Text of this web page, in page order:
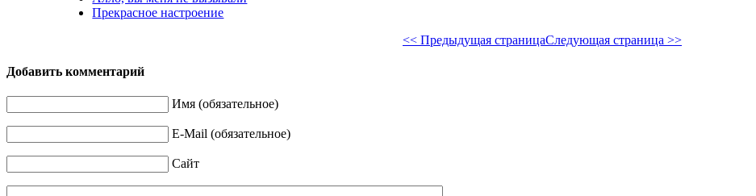
Прекрасное настроение
<< Предыдущая страницаСледующая страница >>
Добавить комментарий
Имя (обязательное)
E-Mail (обязательное)
Сайт